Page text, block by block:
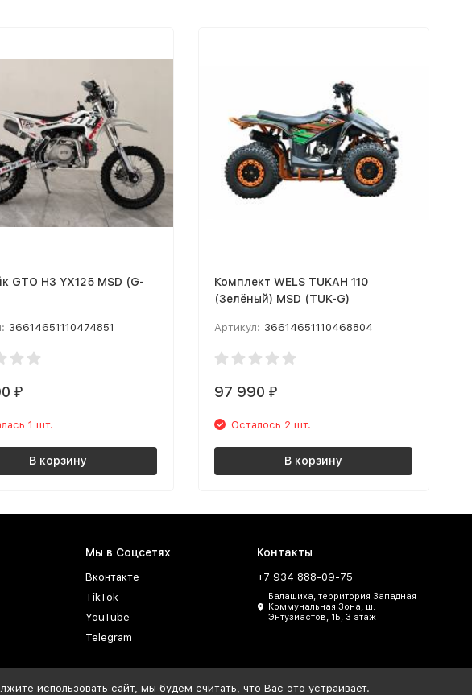
GTO H3 YX125 MSD (G-
36614651110474851
₽
1 шт.
В корзину
Комплект WELS TUKAH 110
(Зелёный) MSD (TUK-G)
Артикул: 36614651110468804
97 990 ₽
Осталось 2 шт.
В корзину
Мы в Соцсетях
Вконтакте
TikTok
YouTube
Telegram
Контакты
+7 934 888-09-75
Балашиха, территория Западная
Коммунальная Зона, ш.
Энтузиастов, 1Б, 3 этаж
использовать сайт, мы будем считать, что Вас это устраивает.